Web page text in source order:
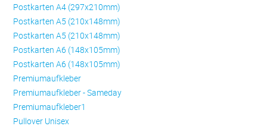
Postkarten A4 (297x210mm)
Postkarten A5 (210x148mm)
Postkarten A5 (210x148mm)
Postkarten A6 (148x105mm)
Postkarten A6 (148x105mm)
Premiumaufkleber
Premiumaufkleber - Sameday
Premiumaufkleber1
Pullover Unisex